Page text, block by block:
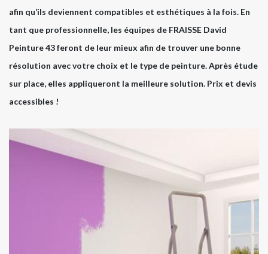
afin qu’ils deviennent compatibles et esthétiques à la fois. En
tant que professionnelle, les équipes de FRAISSE David
Peinture 43 feront de leur mieux afin de trouver une bonne
résolution avec votre choix et le type de peinture. Après étude
sur place, elles appliqueront la meilleure solution. Prix et devis
accessibles !